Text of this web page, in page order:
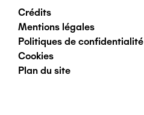
Pied
de
page
Crédits
Mentions légales
Politiques de confidentialité
Cookies
Plan du site